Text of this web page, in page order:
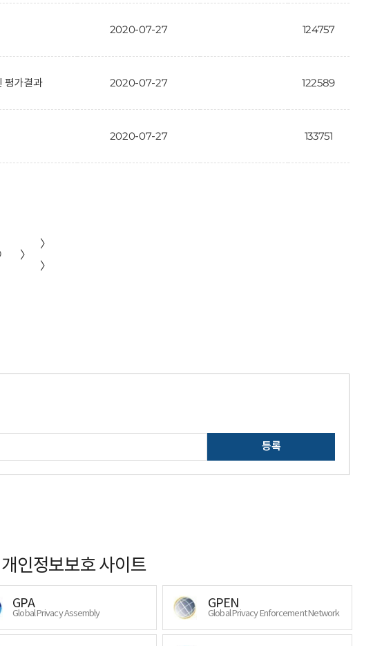
2020-07-27 124757
평가결과 2020-07-27 122589
2020-07-27 133751
〉
〉
〉
등록
인정보보호 사이트
GPA
Global Privacy Assembly
GPEN
Global Privacy Enforcement Network